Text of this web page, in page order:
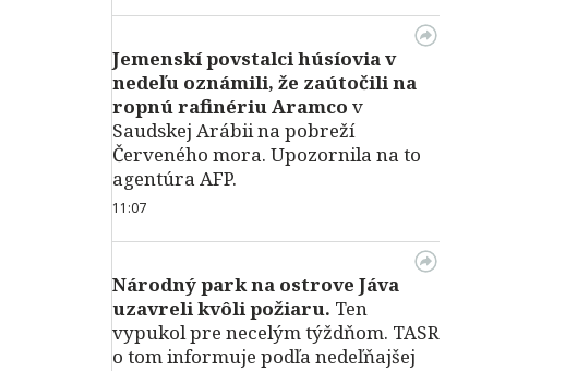
Jemenskí povstalci húsíovia v
nedeľu oznámili, že zaútočili na
ropnú rafinériu Aramco v
Saudskej Arábii na pobreží
Červeného mora. Upozornila na to
agentúra AFP.
11:07
Národný park na ostrove Jáva
uzavreli kvôli požiaru. Ten
vypukol pre necelým týždňom. TASR
o tom informuje podľa nedeľňajšej